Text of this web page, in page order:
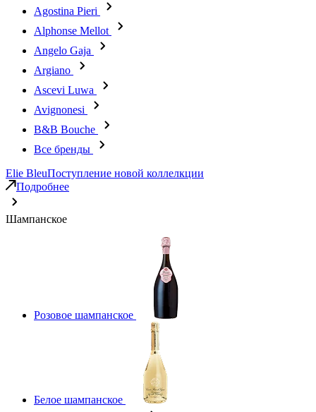
Agostina Pieri
Alphonse Mellot
Angelo Gaja
Argiano
Ascevi Luwa
Avignonesi
B&B Bouche
Все бренды
Elie BleuПоступление новой коллелкции
Подробнее
Шампанское
Розовое шампанское
Белое шампанское